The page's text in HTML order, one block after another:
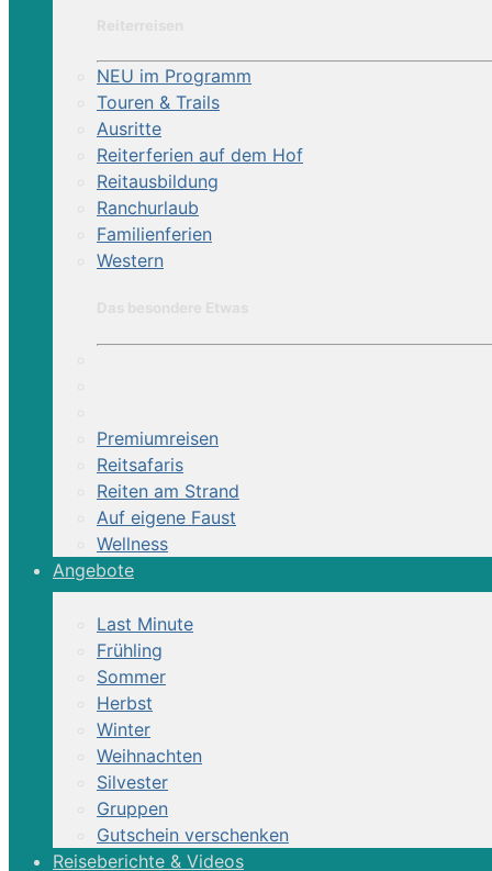
NEU im Programm
Touren & Trails
Ausritte
Reiterferien auf dem Hof
Reitausbildung
Ranchurlaub
Familienferien
Western
Premiumreisen
Reitsafaris
Reiten am Strand
Auf eigene Faust
Wellness
Angebote
Last Minute
Frühling
Sommer
Herbst
Winter
Weihnachten
Silvester
Gruppen
Gutschein verschenken
Reiseberichte & Videos
Sternritte für Einstieger und
Kurzinformation
Webcode: BERSTA
Reisezeit:März bis Nov.
Unterkunft:Gästehaus
Verpflegung:HP
DZ, EZ, Apartment
Sprache:Deutsch
Nichtreiter:ja
ja
Kinder ab 9 Jahre im Einsteigerprogramm, ab
Eigenes Pferd:
Gruppengrösse / Mitreiter